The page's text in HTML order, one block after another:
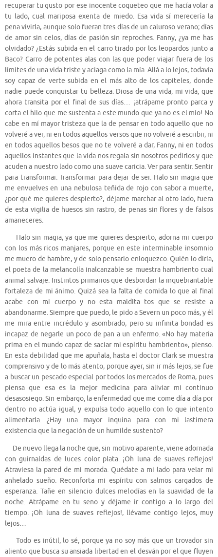
recuperar tu gusto por ese inocente coqueteo que me hacía volar a
tu lado, cual mariposa exenta de miedo. Esa vida sí merecería la
pena vivirla, aunque solo fueran tres días de un caluroso verano; días
de amor sin celos, días de pasión sin reproches. Fanny, ¿ya me has
olvidado? ¿Estás subida en el carro tirado por los leopardos junto a
Baco? Carro de potentes alas con las que poder viajar fuera de los
límites de una vida triste y aciaga como la mía. Allá a lo lejos, todavía
soy capaz de verte subida en el más alto de los capiteles, donde
nadie puede conquistar tu belleza. Diosa de una vida, mi vida, que
ahora transita por el final de sus días… ¡atrápame pronto parca y
corta el hilo que me sustenta a este mundo que ya no es el mío! No
cabe en mí mayor tristeza que la de pensar en todo aquello que no
volveré a ver, ni en todos aquellos versos que no volveré a escribir, ni
en todos aquellos besos que no te volveré a dar, Fanny, ni en todos
aquellos instantes que la vida nos regala sin nosotros pedirlos y que
acuden a nuestro lado como una suave caricia. Ver para sentir. Sentir
para transformar. Transformar para dejar de ser. Halo sin magia que
me envuelves en una nebulosa teñida de rojo con sabor a muerte,
¿por qué me quieres despierto?, déjame marchar al otro lado, fuera
de esta vigilia de huesos sin rastro, de penas sin flores y de falsos
amaneceres.
Halo sin magia, ya que me quieres despierto, adorna mi cuerpo
con los más ricos manjares, porque en este interminable insomnio
me muero de hambre, y de solo pensarlo enloquezco. Quién lo diría,
el poeta de la melancolía inalcanzable se muestra hambriento cual
animal salvaje. Instintos primarios que desbordan la inquebrantable
fortaleza de mi ánimo. Quizá sea la falta de comida lo que al final
acabe con mi cuerpo y no esta maldita tos que se resiste a
abandonarme. Siempre que puedo, le pido a Severn un poco más, y él
me mira entre incrédulo y asombrado, pero su infinita bondad es
incapaz de negarle un poco de pan a un enfermo. «No hay materia
prima en el mundo capaz de saciar mi espíritu hambriento», pienso.
En esta debilidad que me apuñala, hasta el doctor Clark se muestra
comprensivo y de lo más atento, porque ayer, sin ir más lejos, se fue
a buscar un pescado especial por todos los mercados de Roma, pues
piensa que esa es la mejor medicina para aliviar mi continuo
desasosiego. Sin embargo, la enfermedad que me come día a día por
dentro no actúa igual, y expulsa todo aquello con lo que intento
alimentarla. ¿Hay una mayor inquina para con mi lastimera
existencia que la negación de un humilde sustento?
De nuevo llega la noche que, sin motivo aparente, viene adornada
con guirnaldas de luces color plata. ¡Oh luna de suaves reflejos!
Atraviesa la pared de mi morada. Quédate a mi lado para velar mi
anhelado sueño. Reconforta mi espíritu con salmos cargados de
esperanza. Tañe en silencio dulces melodías en la suavidad de la
noche. Atrápame en tu seno y déjame ir contigo a lo largo del
tiempo. ¡Oh luna de suaves reflejos!, llévame contigo lejos, muy
lejos…
Todo es inútil, lo sé, porque ya no soy más que un trovador sin
aliento que busca su ansiada libertad en el desván por el que fluyen